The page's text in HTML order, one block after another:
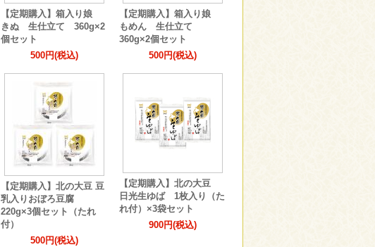
【定期購入】箱入り娘
きぬ 生仕立て 360g×2
個セット
500円(税込)
【定期購入】箱入り娘
もめん 生仕立て
360g×2個セット
500円(税込)
【定期購入】北の大豆 豆
乳入りおぼろ豆腐
220g×3個セット（たれ
付）
500円(税込)
【定期購入】北の大豆
日光生ゆば 1枚入り（た
れ付）×3袋セット
900円(税込)